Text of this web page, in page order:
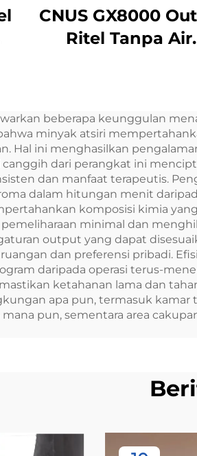
CNUS GX8000
Ritel Tanpa Air
LCD Touch
Display Kiosk
beberapa keunggulan
minyak atsiri
Hal ini menghasilkan
canggih dari perangkat ini
dan manfaat terapeutis.
dalam hitungan menit
komposisi kimia
minimal dan
output yang dapat
dan preferensi pribadi.
daripada operasi terus-
ketahanan lama dan
apa pun, termasuk kamar
pun, sementara area